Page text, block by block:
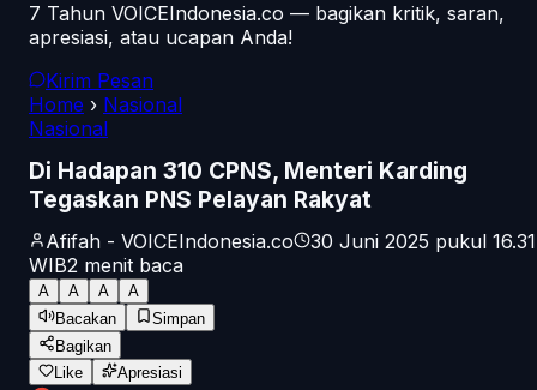
7 Tahun VOICEIndonesia.co — bagikan kritik, saran,
apresiasi, atau ucapan Anda!
Kirim Pesan
Home › Nasional
Nasional
Di Hadapan 310 CPNS, Menteri Karding
Tegaskan PNS Pelayan Rakyat
Afifah - VOICEIndonesia.co
30 Juni 2025 pukul 16.31
WIB2 menit baca
A A A
A
Bacakan
Simpan
Bagikan
Like
Apresiasi